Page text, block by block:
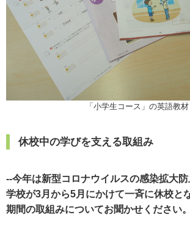
「小学生コース」の英語教材
休校中の学びを支える取組み
--今年は新型コロナウイルスの感染拡大
学校が3月から5月にかけて一斉に休校と
期間の取組みについてお聞かせください。